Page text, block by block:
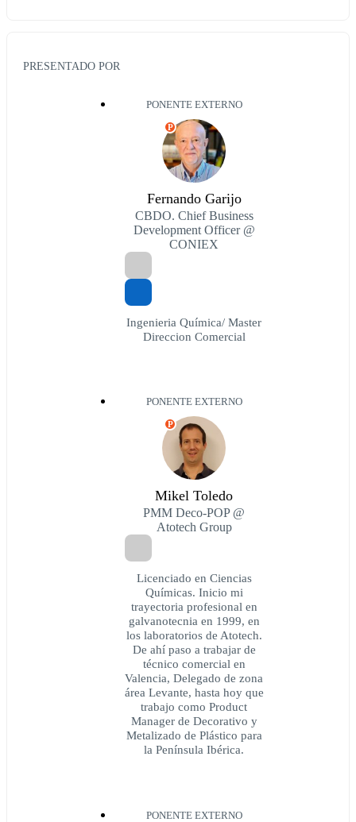
PRESENTADO POR
PONENTE EXTERNO
P
Fernando Garijo
CBDO. Chief Business
Development Officer @
CONIEX
Ingenieria Química/ Master
Direccion Comercial
PONENTE EXTERNO
P
Mikel Toledo
PMM Deco-POP @
Atotech Group
Licenciado en Ciencias
Químicas. Inicio mi
trayectoria profesional en
galvanotecnia en 1999, en
los laboratorios de Atotech.
De ahí paso a trabajar de
técnico comercial en
Valencia, Delegado de zona
área Levante, hasta hoy que
trabajo como Product
Manager de Decorativo y
Metalizado de Plástico para
la Península Ibérica.
PONENTE EXTERNO